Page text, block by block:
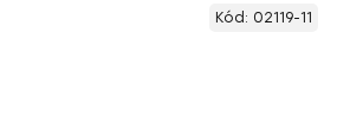
Kód: 02119-11